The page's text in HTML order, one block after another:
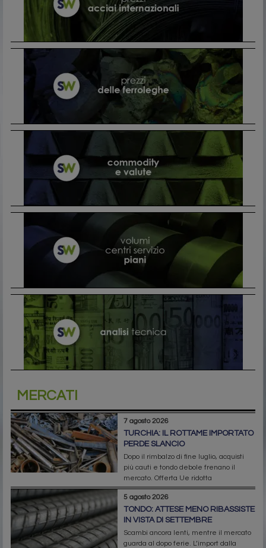
MERCATI
7 agosto 2026
TURCHIA: IL ROTTAME IMPORTATO
PERDE SLANCIO
Dopo il rimbalzo di fine luglio, acquisti
più cauti e tondo debole frenano il
mercato. Offerta Ue ridotta
5 agosto 2026
TONDO: ATTESE MENO RIBASSISTE
IN VISTA DI SETTEMBRE
Scambi ancora lenti, mentre il mercato
guarda al dopo ferie. L’import dalla